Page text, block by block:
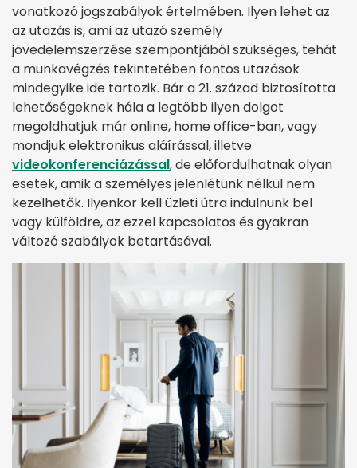
vonatkozó jogszabályok értelmében. Ilyen lehet az
az utazás is, ami az utazó személy
jövedelemszerzése szempontjából szükséges, tehát
a munkavégzés tekintetében fontos utazások
mindegyike ide tartozik. Bár a 21. század biztosította
lehetőségeknek hála a legtöbb ilyen dolgot
megoldhatjuk már online, home office-ban, vagy
mondjuk elektronikus aláírással, illetve
videokonferenciázással, de előfordulhatnak olyan
esetek, amik a személyes jelenlétünk nélkül nem
kezelhetők. Ilyenkor kell üzleti útra indulnunk bel
vagy külföldre, az ezzel kapcsolatos és gyakran
változó szabályok betartásával.